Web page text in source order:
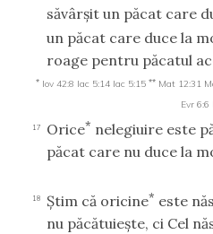
săvârşit un păcat care
un păcat care duce la
roage pentru păcatul
* Iov 42:8 Iac 5:14 Iac 5:15 ** Mat 12:31
Evr 6:6
17 Orice* nelegiuire este
păcat care nu duce la
18 Ştim că oricine* este
nu păcătuieşte, ci Cel